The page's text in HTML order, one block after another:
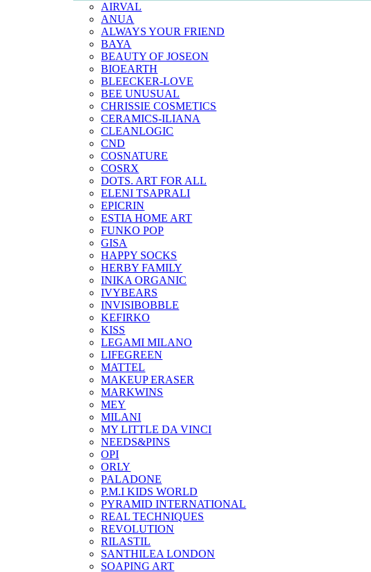
AIRVAL
ANUA
ALWAYS YOUR FRIEND
BAYA
BEAUTY OF JOSEON
BIOEARTH
BLEECKER-LOVE
BEE UNUSUAL
CHRISSIE COSMETICS
CERAMICS-ILIANA
CLEANLOGIC
CND
COSNATURE
COSRX
DOTS. ART FOR ALL
ELENI TSAPRALI
EPICRIN
ESTIA HOME ART
FUNKO POP
GISA
HAPPY SOCKS
HERBY FAMILY
INIKA ORGANIC
IVYBEARS
INVISIBOBBLE
KEFIRKO
KISS
LEGAMI MILANO
LIFEGREEN
MATTEL
MAKEUP ERASER
MARKWINS
MEY
MILANI
MY LITTLE DA VINCI
NEEDS&PINS
OPI
ORLY
PALADONE
P.M.I KIDS WORLD
PYRAMID INTERNATIONAL
REAL TECHNIQUES
REVOLUTION
RILASTIL
SANTHILEA LONDON
SOAPING ART